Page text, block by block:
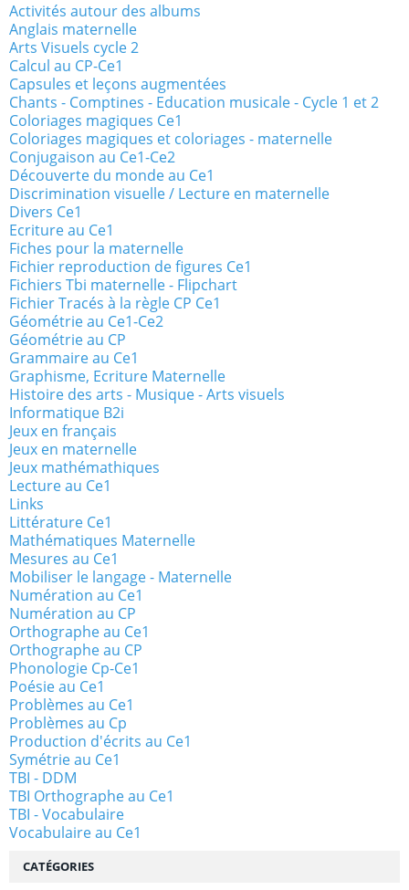
Activités autour des albums
Anglais maternelle
Arts Visuels cycle 2
Calcul au CP-Ce1
Capsules et leçons augmentées
Chants - Comptines - Education musicale - Cycle 1 et 2
Coloriages magiques Ce1
Coloriages magiques et coloriages - maternelle
Conjugaison au Ce1-Ce2
Découverte du monde au Ce1
Discrimination visuelle / Lecture en maternelle
Divers Ce1
Ecriture au Ce1
Fiches pour la maternelle
Fichier reproduction de figures Ce1
Fichiers Tbi maternelle - Flipchart
Fichier Tracés à la règle CP Ce1
Géométrie au Ce1-Ce2
Géométrie au CP
Grammaire au Ce1
Graphisme, Ecriture Maternelle
Histoire des arts - Musique - Arts visuels
Informatique B2i
Jeux en français
Jeux en maternelle
Jeux mathémathiques
Lecture au Ce1
Links
Littérature Ce1
Mathématiques Maternelle
Mesures au Ce1
Mobiliser le langage - Maternelle
Numération au Ce1
Numération au CP
Orthographe au Ce1
Orthographe au CP
Phonologie Cp-Ce1
Poésie au Ce1
Problèmes au Ce1
Problèmes au Cp
Production d'écrits au Ce1
Symétrie au Ce1
TBI - DDM
TBI Orthographe au Ce1
TBI - Vocabulaire
Vocabulaire au Ce1
CATÉGORIES